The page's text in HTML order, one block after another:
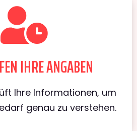
IHRE ANGABEN
Ihre Informationen, um
genau zu verstehen.